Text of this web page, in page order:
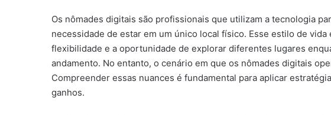
Os nômades digitais são profissionais que utilizam a tecnologia
necessidade de estar em um único local físico. Esse estilo de
flexibilidade e a oportunidade de explorar diferentes lugares
andamento. No entanto, o cenário em que os nômades digitais
Compreender essas nuances é fundamental para aplicar
ganhos.